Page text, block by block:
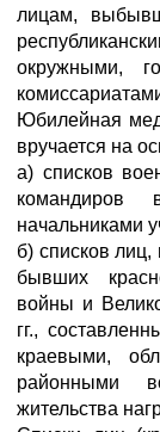
лицам,
окружными,
Юбилейная
вручается на
а) списков
командиров
начальниками
б) списков
бывших
войны и
гг.,
краевыми,
районными
жительства